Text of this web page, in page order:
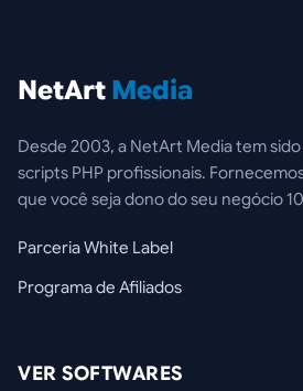
NetArt Media
Desde 2003, a NetArt Media tem
scripts PHP profissionais.
que você seja dono do seu negócio
Parceria White Label
Programa de Afiliados
VER SOFTWARES